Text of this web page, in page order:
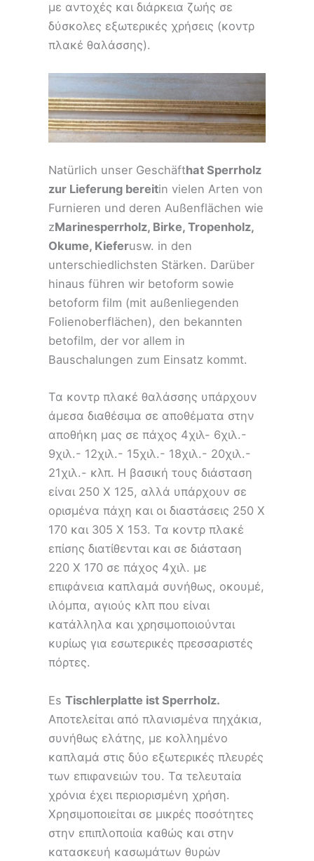
με αντοχές και διάρκεια ζωής σε
δύσκολες εξωτερικές χρήσεις (κοντρ
πλακέ θαλάσσης).
Natürlich unser Geschäfthat Sperrholz
zur Lieferung bereitin vielen Arten von
Furnieren und deren Außenflächen wie
zMarinesperrholz, Birke, Tropenholz,
Okume, Kieferusw. in den
unterschiedlichsten Stärken. Darüber
hinaus führen wir betoform sowie
betoform film (mit außenliegenden
Folienoberflächen), den bekannten
betofilm, der vor allem in
Bauschalungen zum Einsatz kommt.
Τα κοντρ πλακέ θαλάσσης υπάρχουν
άμεσα διαθέσιμα σε αποθέματα στην
αποθήκη μας σε πάχος 4χιλ- 6χιλ.-
9χιλ.- 12χιλ.- 15χιλ.- 18χιλ.- 20χιλ.-
21χιλ.- κλπ. Η βασική τους διάσταση
είναι 250 Χ 125, αλλά υπάρχουν σε
ορισμένα πάχη και οι διαστάσεις 250 Χ
170 και 305 Χ 153. Τα κοντρ πλακέ
επίσης διατίθενται και σε διάσταση
220 Χ 170 σε πάχος 4χιλ. με
επιφάνεια καπλαμά συνήθως, οκουμέ,
ιλόμπα, αγιούς κλπ που είναι
κατάλληλα και χρησιμοποιούνται
κυρίως για εσωτερικές πρεσσαριστές
πόρτες.
EsTischlerplatte ist Sperrholz.
Αποτελείται από πλανισμένα πηχάκια,
συνήθως ελάτης, με κολλημένο
καπλαμά στις δύο εξωτερικές πλευρές
των επιφανειών του. Τα τελευταία
χρόνια έχει περιορισμένη χρήση.
Χρησιμοποιείται σε μικρές ποσότητες
στην επιπλοποιία καθώς και στην
κατασκευή κασωμάτων θυρών